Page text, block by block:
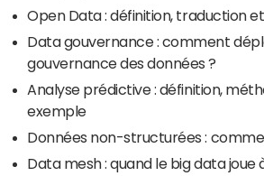
Open Data : définition, traduction
Data gouvernance : comment
gouvernance des données ?
Analyse prédictive : définition,
exemple
Données non-structurées :
Data mesh : quand le big data joue